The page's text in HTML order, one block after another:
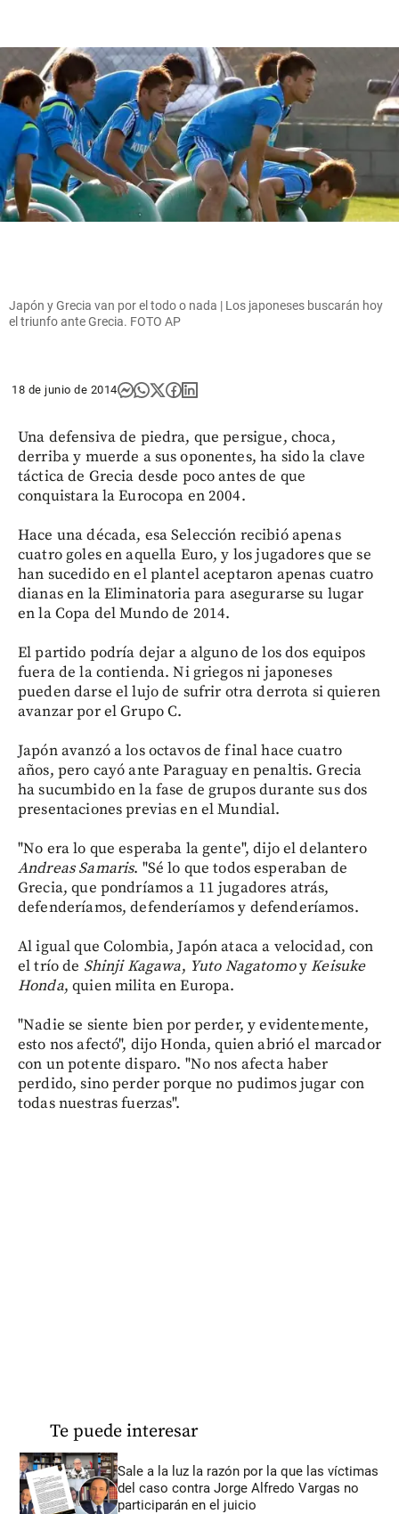
Japón y Grecia van por el todo o nada | Los japoneses buscarán hoy
el triunfo ante Grecia. FOTO AP
18 de junio de 2014
Una defensiva de piedra, que persigue, choca,
derriba y muerde a sus oponentes, ha sido la clave
táctica de Grecia desde poco antes de que
conquistara la Eurocopa en 2004.
Hace una década, esa Selección recibió apenas
cuatro goles en aquella Euro, y los jugadores que se
han sucedido en el plantel aceptaron apenas cuatro
dianas en la Eliminatoria para asegurarse su lugar
en la Copa del Mundo de 2014.
El partido podría dejar a alguno de los dos equipos
fuera de la contienda. Ni griegos ni japoneses
pueden darse el lujo de sufrir otra derrota si quieren
avanzar por el Grupo C.
Japón avanzó a los octavos de final hace cuatro
años, pero cayó ante Paraguay en penaltis. Grecia
ha sucumbido en la fase de grupos durante sus dos
presentaciones previas en el Mundial.
"No era lo que esperaba la gente", dijo el delantero
Andreas Samaris. "Sé lo que todos esperaban de
Grecia, que pondríamos a 11 jugadores atrás,
defenderíamos, defenderíamos y defenderíamos.
Al igual que Colombia, Japón ataca a velocidad, con
el trío de Shinji Kagawa, Yuto NagatomoyKeisuke
Honda, quien milita en Europa.
"Nadie se siente bien por perder, y evidentemente,
esto nos afectó", dijo Honda, quien abrió el marcador
con un potente disparo. "No nos afecta haber
perdido, sino perder porque no pudimos jugar con
todas nuestras fuerzas".
Te puede interesar
Sale a la luz la razón por la que las víctimas
del caso contra Jorge Alfredo Vargas no
participarán en el juicio